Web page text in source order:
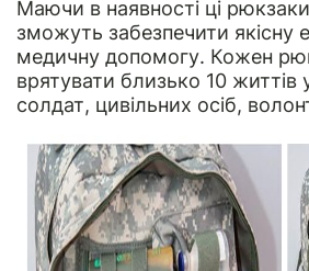
Маючи в наявності ці
зможуть забезпечити якісну
медичну допомогу. Кожен
врятувати близько 10 життів
солдат, цивільних осіб,